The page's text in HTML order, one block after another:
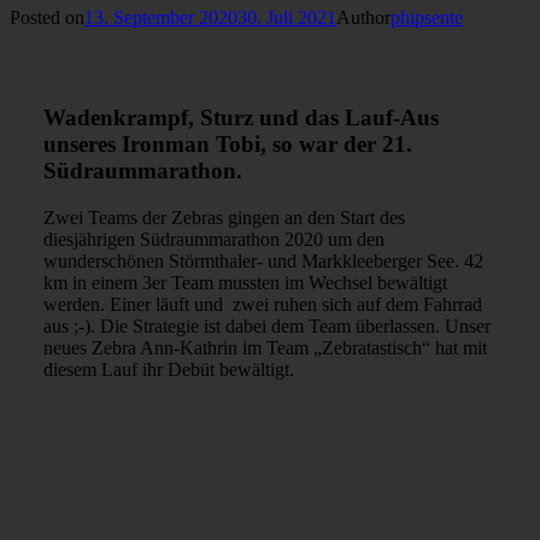
Posted on13. September 202030. Juli 2021Authorphipsente
Wadenkrampf, Sturz und das Lauf-Aus
unseres Ironman Tobi, so war der 21.
Südraummarathon.
Zwei Teams der Zebras gingen an den Start des
diesjährigen Südraummarathon 2020 um den
wunderschönen Störmthaler- und Markkleeberger See. 42
km in einem 3er Team mussten im Wechsel bewältigt
werden. Einer läuft und zwei ruhen sich auf dem Fahrrad
aus ;-). Die Strategie ist dabei dem Team überlassen. Unser
neues Zebra Ann-Kathrin im Team „Zebratastisch“ hat mit
diesem Lauf ihr Debüt bewältigt.